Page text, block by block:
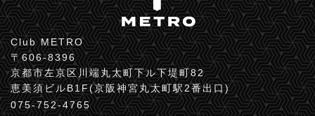
Club METRO
〒606-8396
京都市左京区川端丸太町下ル下堤町82
恵美須ビルB1F(京阪神宮丸太町駅2番出口)
075-752-4765